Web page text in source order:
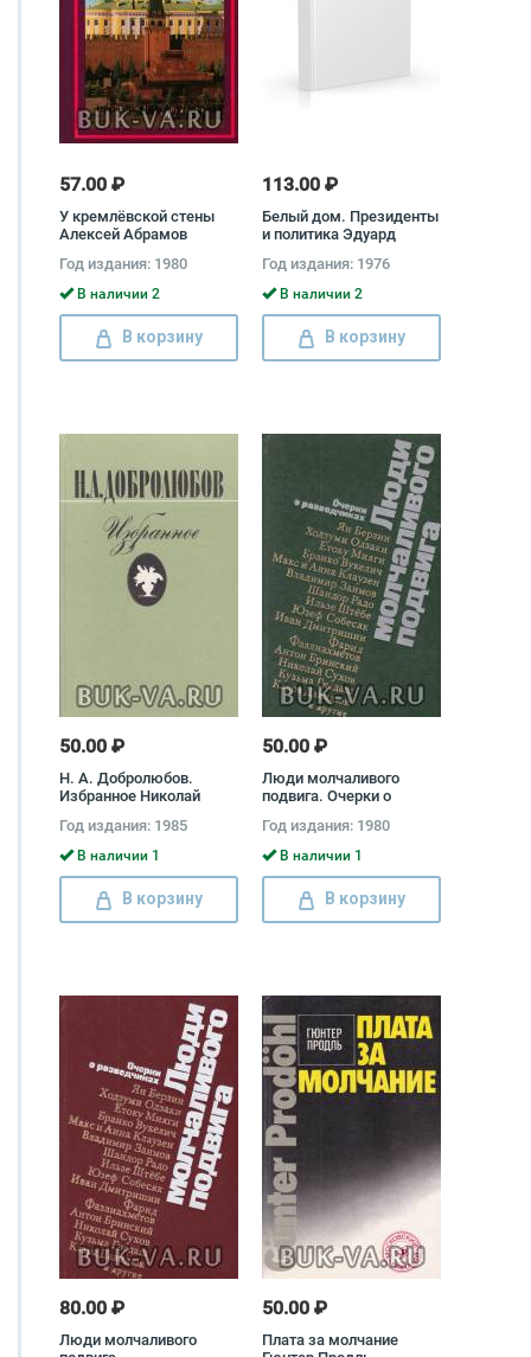
57.00 ₽
У кремлёвской стены
Алексей Абрамов
Год издания: 1980
В наличии 2
В корзину
113.00 ₽
Белый дом. Президенты
и политика Эдуард
Год издания: 1976
В наличии 2
В корзину
50.00 ₽
Н. А. Добролюбов.
Избранное Николай
Год издания: 1985
В наличии 1
В корзину
50.00 ₽
Люди молчаливого
подвига. Очерки о
Год издания: 1980
В наличии 1
В корзину
80.00 ₽
Люди молчаливого
50.00 ₽
Плата за молчание